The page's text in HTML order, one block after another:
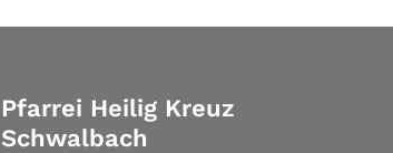
Pfarrei Heilig Kreuz
Schwalbach